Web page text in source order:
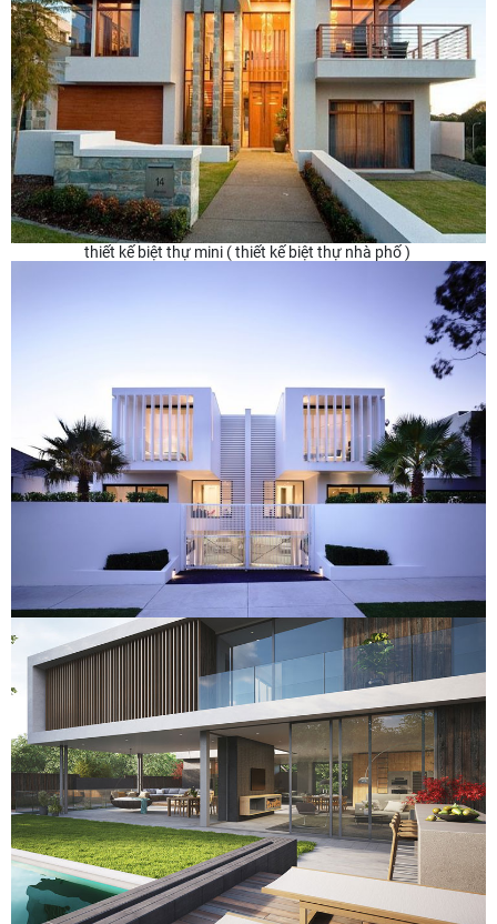
thiết kế biệt thự mini ( thiết kế biệt thự nhà phố )